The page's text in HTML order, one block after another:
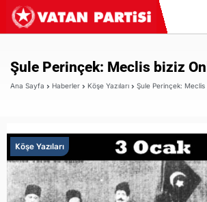
Şule Perinçek: Meclis biziz
Ana Sayfa Haberler Köşe Yazıları Şule Perinçek:
Köşe Yazıları